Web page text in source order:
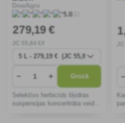
DowAgro
5.0(1)
279,19 €
,84 €/l
− + Grozā
Selektīvs herbicīds šķidras
suspensijas koncentrāta veidā
1
−